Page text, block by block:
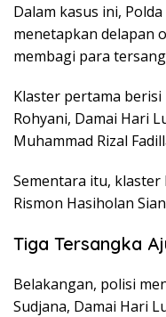
Dalam kasus ini,
menetapkan delapan
membagi para
Klaster pertama berisi
Rohyani, Damai Hari
Muhammad Rizal
Sementara itu, klaster
Rismon Hasiholan
Tiga Tersangka
Belakangan, polisi
Sudjana, Damai Hari